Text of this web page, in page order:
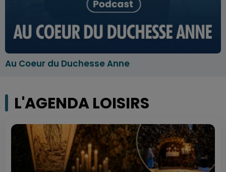
Au Coeur du Duchesse Anne
L'AGENDA LOISIRS